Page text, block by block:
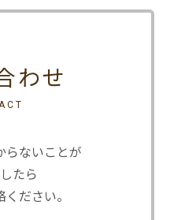
わせ
らないことが
たら
ださい。